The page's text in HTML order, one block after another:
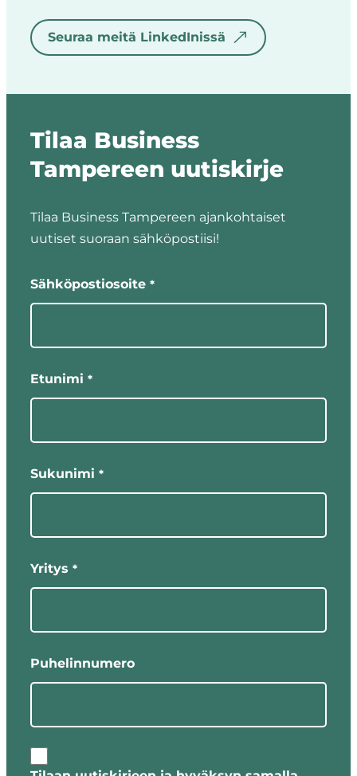
Seuraa meitä LinkedInissä
Tilaa Business
Tampereen uutiskirje
Tilaa Business Tampereen ajankohtaiset
uutiset suoraan sähköpostiisi!
näyttää
pakolliset
Sähköpostiosoite *
Etunimi *
Sukunimi *
Yritys *
Puhelinnumero